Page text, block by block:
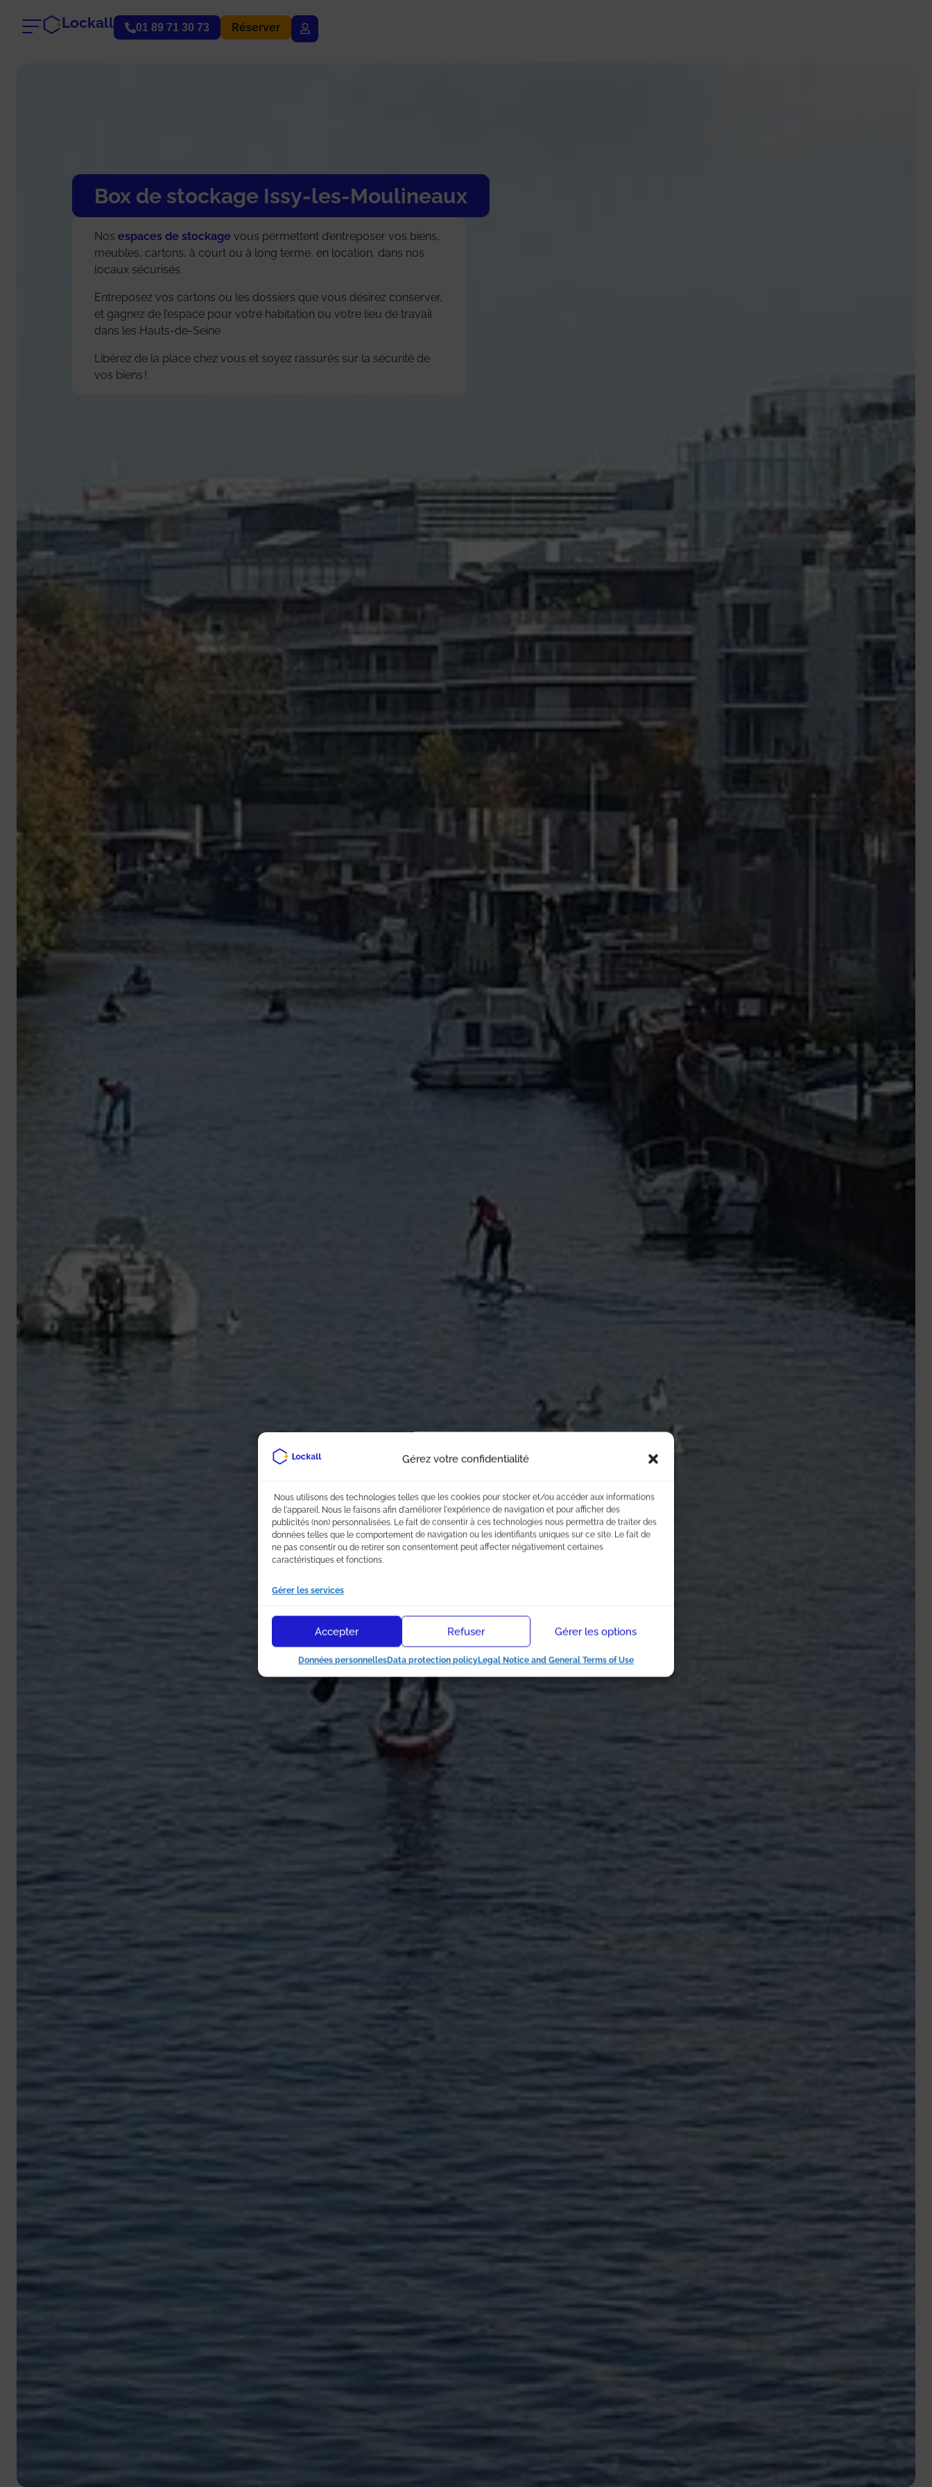
Gérez votre confidentialité
Nous utilisons des technologies telles que les cookies pour stocker et/ou accéder aux informations
de l'appareil. Nous le faisons afin d'améliorer l'expérience de navigation et pour afficher des
publicités (non) personnalisées. Le fait de consentir à ces technologies nous permettra de traiter des
données telles que le comportement de navigation ou les identifiants uniques sur ce site. Le fait de
ne pas consentir ou de retirer son consentement peut affecter négativement certaines
caractéristiques et fonctions.
Gérer les services
Accepter Refuser Gérer les options
Données personnellesData protection policyLegal Notice and General Terms of Use
Lockall 01 89 71 30 73 Réserver
Box de stockage Issy-les-Moulineaux
Nos espaces de stockage vous permettent d’entreposer vos biens,
meubles, cartons, à court ou à long terme, en location, dans nos
locaux sécurisés.
Entreposez vos cartons ou les dossiers que vous désirez conserver,
et gagnez de l’espace pour votre habitation ou votre lieu de travail
dans les Hauts-de-Seine
Libérez de la place chez vous et soyez rassurés sur la sécurité de
vos biens !